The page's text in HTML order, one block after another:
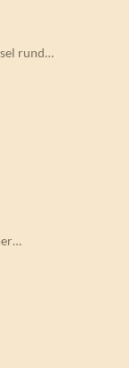
rund…